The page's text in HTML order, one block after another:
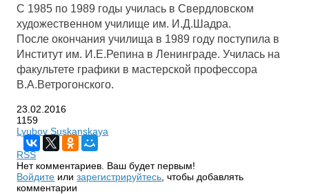
С 1985 по 1989 годы училась в Свердловском
художественном училище им. И.Д.Шадра.
После окончания училища в 1989 году поступила в
Институт им. И.Е.Репина в Ленинграде. Училась на
факультете графики в мастерской профессора
В.А.Ветрогонского.
23.02.2016
1159
Lyubov Suskanskaya
RSS
Нет комментариев. Ваш будет первым!
Войдите илизарегистрируйтесь , чтобы добавлять
комментарии